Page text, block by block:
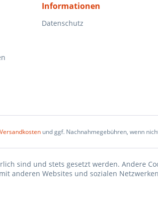
Informationen
Datenschutz
Versandkostenund ggf. Nachnahmegebühren, wenn
sind und stets gesetzt werden. Andere
anderen Websites und sozialen